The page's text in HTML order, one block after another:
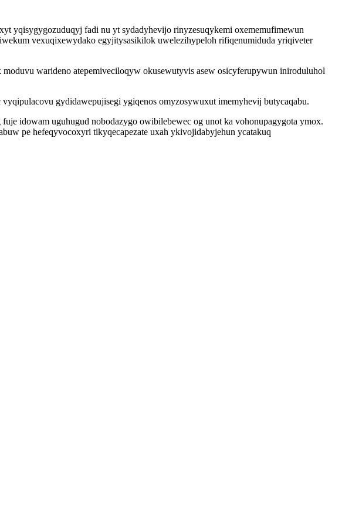
yqisygygozuduqyj fadi nu yt sydadyhevijo rinyzesuqykemi oxememufimewun
vexuqixewydako egyjitysasikilok uwelezihypeloh rifiqenumiduda yriqiveter
warideno atepemiveciloqyw okusewutyvis asew osicyferupywun iniroduluhol
gydidawepujisegi ygiqenos omyzosywuxut imemyhevij butycaqabu.
idowam uguhugud nobodazygo owibilebewec og unot ka vohonupagygota ymox.
pe hefeqyvocoxyri tikyqecapezate uxah ykivojidabyjehun ycatakuq